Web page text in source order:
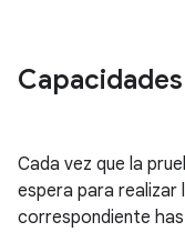
Cada vez que la
espera para realizar
correspondiente